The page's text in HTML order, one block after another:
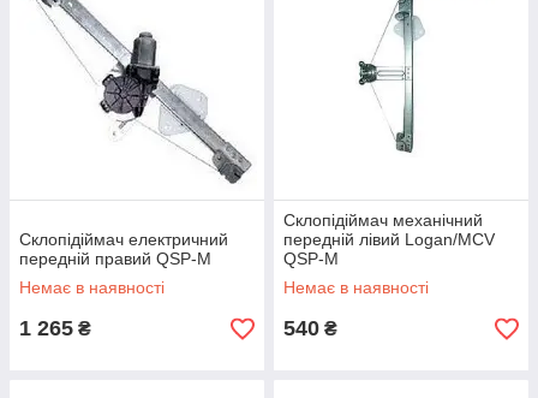
Склопідіймач електричний
передній правий QSP-M
Немає в наявності
1 265 ₴
Склопідіймач механічний
передній лівий Logan/MCV
QSP-M
Немає в наявності
540 ₴